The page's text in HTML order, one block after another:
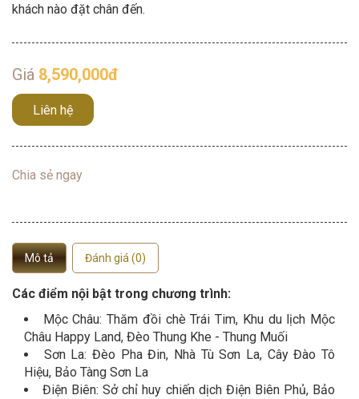
khách nào đặt chân đến.
Giá 8,590,000đ
Liên hệ
Chia sẻ ngay
Mô tả Đánh giá (0)
Các điểm nội bật trong chương trình:
Mộc Châu: Thăm đồi chè Trái Tim, Khu du lịch Mộc
Châu Happy Land, Đèo Thung Khe - Thung Muối
Sơn La: Đèo Pha Đin, Nhà Tù Sơn La, Cây Đào Tô
Hiệu, Bảo Tàng Sơn La
Điện Biên: Sở chỉ huy chiến dịch Điện Biên Phủ, Bảo